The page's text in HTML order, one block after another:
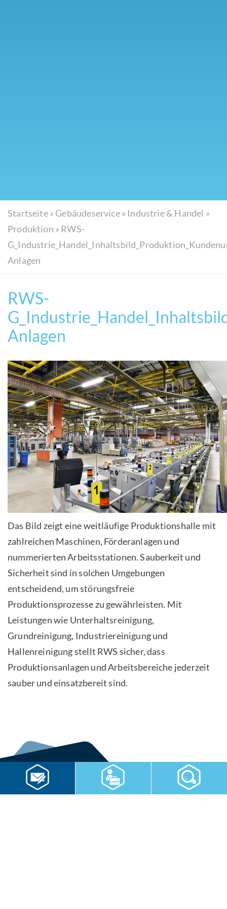
Startseite» Gebäudeservice» Industrie & Handel »
Produktion » RWS-
Anlagen
RWS-
Anlagen
Das Bild zeigt eine weitläufige Produktionshalle mit
zahlreichen Maschinen, Förderanlagen und
nummerierten Arbeitsstationen. Sauberkeit und
Sicherheit sind in solchen Umgebungen
entscheidend, um störungsfreie
Produktionsprozesse zu gewährleisten. Mit
Leistungen wie Unterhaltsreinigung,
Grundreinigung, Industriereinigung und
Hallenreinigung stellt RWS sicher, dass
Produktionsanlagen und Arbeitsbereiche jederzeit
sauber und einsatzbereit sind.
Kontaktformular Impressum
Datenschutzeinstellungen
Lieferkettensorgfaltspflichtengesetz